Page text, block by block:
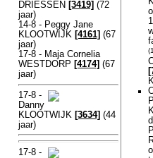
DRIESSEN [3419] (72
jaar)
14-8 - Peggy Jane
KLOOTWIJK [4161] (67
jaar)
17-8 - Maja Cornelia
WESTDORP [4174] (67
jaar)
17-8 -
Danny
KLOOTWIJK [3634] (44
jaar)
17-8 -